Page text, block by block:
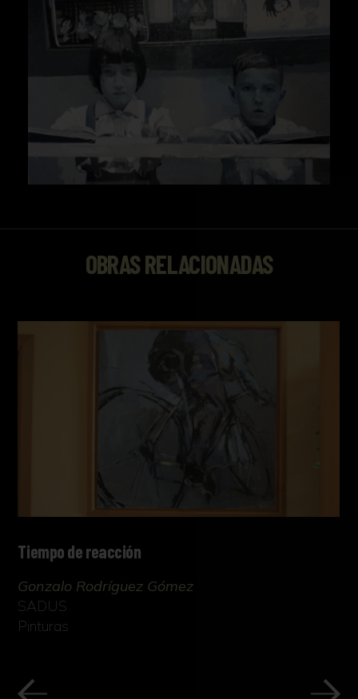
OBRAS RELACIONADAS
Tiempo de reacción
Gonzalo Rodríguez Gómez
SADUS
Pinturas